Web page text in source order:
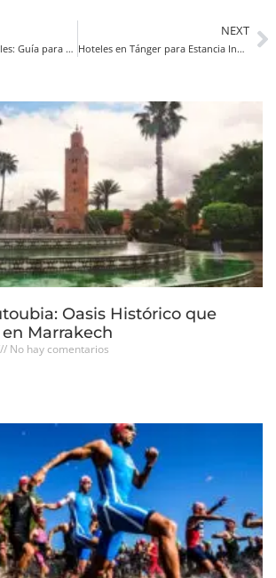
Las Cuevas de Hercules: Guía para Visitar el Monumento Natural Más Famoso de Marruecos
NEXT
Hoteles en Tánger para Estancia Inolvidable: El Encanto de Mnarcastle
Oasis Histórico que
Marrakech
No hay comentarios